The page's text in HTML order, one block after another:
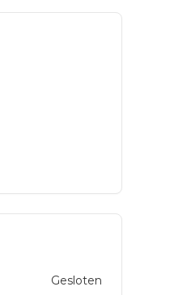
Gesloten